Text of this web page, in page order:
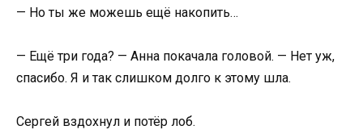
— Но ты же можешь ещё накопить…
— Ещё три года? — Анна покачала головой. — Нет уж,
спасибо. Я и так слишком долго к этому шла.
Сергей вздохнул и потёр лоб.